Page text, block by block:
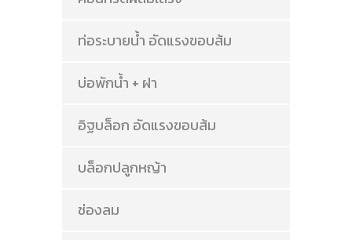
ท่อระบายน้ำ อัดแรงขอบส้ม
บ่อพักน้ำ + ฝา
อิฐบล็อก อัดแรงขอบส้ม
บล็อกปลูกหญ้า
ช่องลม